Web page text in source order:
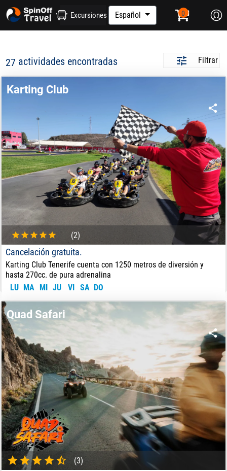
Excursiones Español
27 actividades encontradas Filtrar
(2)
Karting Club
Cancelación gratuita.
Karting Club Tenerife cuenta con 1250 metros de diversión y
hasta 270cc. de pura adrenalina
LU MA MI JU VI SA DO
DE:10
(3)
Quad Safari